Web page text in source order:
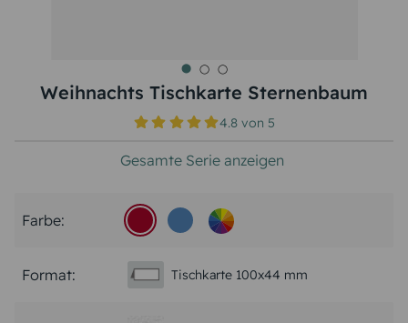
Weihnachts Tischkarte Sternenbaum
4.8 von5
Gesamte Serie anzeigen
Farbe:
Format: Tischkarte 100x44 mm